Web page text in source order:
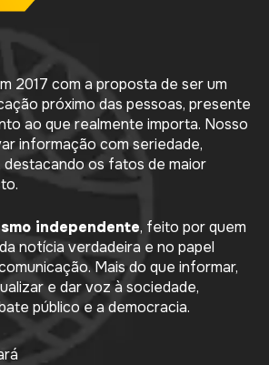
2017 com a proposta de ser um
próximo das pessoas, presente
ao que realmente importa. Nosso
informação com seriedade,
os fatos de maior
independente, feito por quem
notícia verdadeira e no papel
Mais do que informar,
e dar voz à sociedade,
público e a democracia.